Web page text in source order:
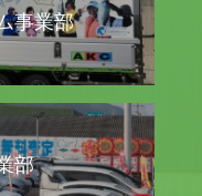
事業部
部